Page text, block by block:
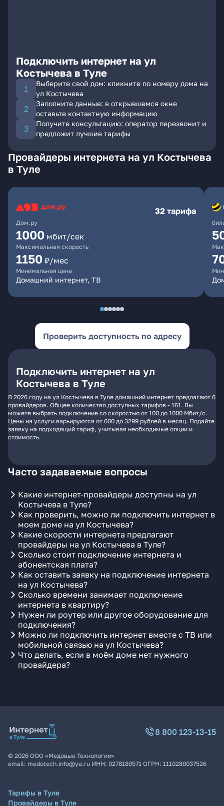
Подключить интернет на ул
Костычева в Туле
Выберите свой дом: кликните по номеру дома на
ул Костычева
Заполните данные: в открывшемся окне
оставьте контактную информацию
Получите консультацию: оператор перезвонит и
предложит лучшие тарифы
Провайдеры интернета на ул Костычева
в Туле
Дом.ру
32 тарифа
1000 мбит/сек
Максимальная скорость
1150 ₽/мес
Минимальная цена
Домашний интернет, ТВ
Проверить доступность по адресу
Подключить интернет на ул
Костычева в Туле
В 2026 году на ул Костычева в Туле домашний интернет предлагают 6
провайдеров. Общее количество доступных тарифов - 161. Вы
можете выбрать подключение со скоростью от 100 до 1000 Мбит/с.
Цены на услуги варьируются от 600 до 3299 рублей в месяц. Подайте
заявку на подходящий тариф, учитывая необходимые опции и
стоимость.
Часто задаваемые вопросы
Какие интернет-провайдеры доступны на ул
Костычева в Туле?
Как проверить, можно ли подключить интернет в
моем доме на ул Костычева?
Какие скорости интернета предлагают
провайдеры на ул Костычева в Туле?
Сколько стоит подключение интернета и
абонентская плата?
Как оставить заявку на подключение интернета
на ул Костычева?
Сколько времени занимает подключение
интернета в квартиру?
Нужен ли роутер или другое оборудование для
подключения?
Можно ли подключить интернет вместе с ТВ или
мобильной связью на ул Костычева?
Что делать, если в моём доме нет нужного
провайдера?
8 800 123-13-15
© 2026 ООО «Медовые Технологии»
email: medotech.info@ya.ru ИНН: 0278180571 ОГРН: 1110280037526
Тарифы в Туле
Провайдеры в Туле